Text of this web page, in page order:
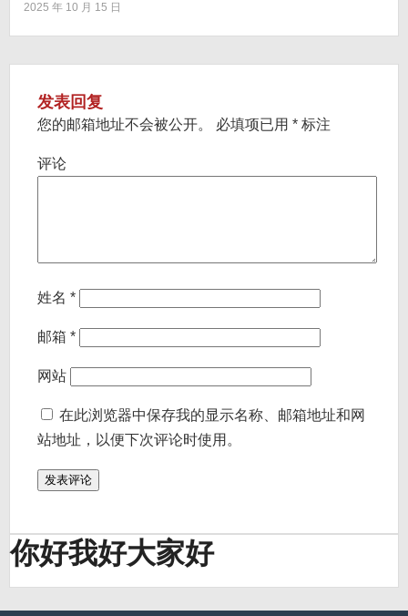
2025 年 10 月 15 日
发表回复
您的邮箱地址不会被公开。 必填项已用 * 标注
评论
姓名 *
邮箱 *
网站
在此浏览器中保存我的显示名称、邮箱地址和网
站地址，以便下次评论时使用。
你好我好大家好